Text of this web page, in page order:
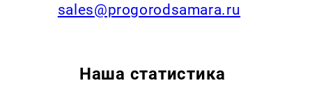
sales@progorodsamara.ru
Наша статистика